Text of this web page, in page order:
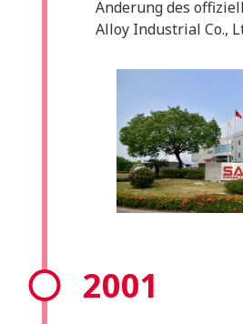
Änderung des
Alloy Industrial Co.,
2001